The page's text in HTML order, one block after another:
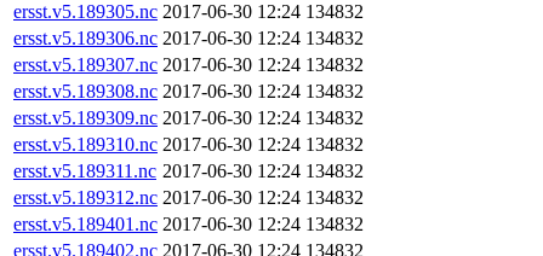
ersst.v5.189305.nc 2017-06-30 12:24 134832
ersst.v5.189306.nc 2017-06-30 12:24 134832
ersst.v5.189307.nc 2017-06-30 12:24 134832
ersst.v5.189308.nc 2017-06-30 12:24 134832
ersst.v5.189309.nc 2017-06-30 12:24 134832
ersst.v5.189310.nc 2017-06-30 12:24 134832
ersst.v5.189311.nc 2017-06-30 12:24 134832
ersst.v5.189312.nc 2017-06-30 12:24 134832
ersst.v5.189401.nc 2017-06-30 12:24 134832
ersst.v5.189402.nc 2017-06-30 12:24 134832